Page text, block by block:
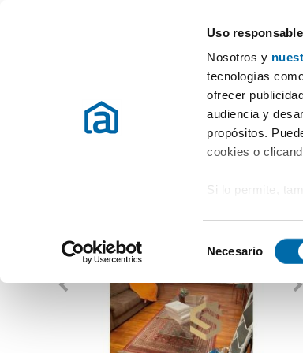
Uso
Nosotros y
tecnologías
ofrecer
audiencia y
propósitos.
cookies o
Si lo permite,
Identificar
Obtenga más
preferencias en la
en la
e
e
c
c
Necesario
Especialistas em apartamentos em arrendamento
Escolher a
Alugar apartamentos Alava Alugar
Província (5 imóveis)